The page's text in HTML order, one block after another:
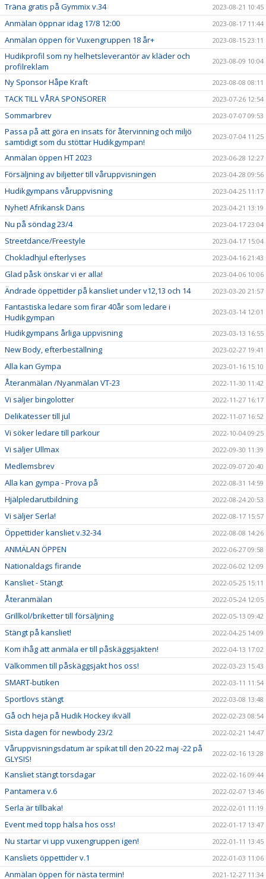
Träna gratis på Gymmix v.34 2023-08-21 10:45
Anmälan öppnar idag 17/8 12:00 2023-08-17 11:44
Anmälan öppen för Vuxengruppen 18 år+ 2023-08-15 23:11
Hudikprofil som ny helhetsleverantör av kläder och
profilreklam
2023-08-09 10:04
Ny Sponsor Håpe Kraft 2023-08-08 08:11
TACK TILL VÅRA SPONSORER 2023-07-26 12:54
Sommarbrev 2023-07-07 09:53
Passa på att göra en insats för återvinning och miljö
samtidigt som du stöttar Hudikgympan!
2023-07-04 11:25
Anmälan öppen HT 2023 2023-06-28 12:27
Försäljning av biljetter till våruppvisningen 2023-04-28 09:56
Hudikgympans våruppvisning 2023-04-25 11:17
Nyhet! Afrikansk Dans 2023-04-21 13:19
Nu på söndag 23/4 2023-04-17 23:04
Streetdance/Freestyle 2023-04-17 15:04
Chokladhjul efterlyses 2023-04-16 21:43
Glad påsk önskar vi er alla! 2023-04-06 10:06
Ändrade öppettider på kansliet under v12,13 och 14 2023-03-20 21:57
Fantastiska ledare som firar 40år som ledare i
Hudikgympan
2023-03-14 12:01
Hudikgympans årliga uppvisning 2023-03-13 16:55
New Body, efterbeställning 2023-02-27 19:41
Alla kan Gympa 2023-01-16 15:10
Återanmälan /Nyanmälan VT-23 2022-11-30 11:42
Vi säljer bingolotter 2022-11-27 16:17
Delikatesser till jul 2022-11-07 16:52
Vi söker ledare till parkour 2022-10-04 09:25
Vi säljer Ullmax 2022-09-30 11:39
Medlemsbrev 2022-09-07 20:40
Alla kan gympa - Prova på 2022-08-31 14:59
Hjälpledarutbildning 2022-08-24 20:53
Vi säljer Serla! 2022-08-17 15:57
Öppettider kansliet v.32-34 2022-08-08 14:26
ANMÄLAN ÖPPEN 2022-06-27 09:58
Nationaldags firande 2022-06-02 12:09
Kansliet - Stängt 2022-05-25 15:11
Återanmälan 2022-05-24 12:05
Grillkol/briketter till försäljning 2022-05-13 09:42
Stängt på kansliet! 2022-04-25 14:09
Kom ihåg att anmäla er till påskäggsjakten! 2022-04-13 17:02
Välkommen till påskäggsjakt hos oss! 2022-03-23 15:43
SMART-butiken 2022-03-11 11:54
Sportlovs stängt 2022-03-08 13:48
Gå och heja på Hudik Hockey ikväll 2022-02-23 08:54
Sista dagen för newbody 23/2 2022-02-21 14:47
Våruppvisningsdatum är spikat till den 20-22 maj -22 på
GLYSIS!
2022-02-16 13:28
Kansliet stängt torsdagar 2022-02-16 09:44
Pantamera v.6 2022-02-07 13:46
Serla är tillbaka! 2022-02-01 11:19
Event med topp hälsa hos oss! 2022-01-17 13:47
Nu startar vi upp vuxengruppen igen! 2022-01-11 13:45
Kansliets öppettider v.1 2022-01-03 11:06
Anmälan öppen för nästa termin! 2021-12-27 11:34